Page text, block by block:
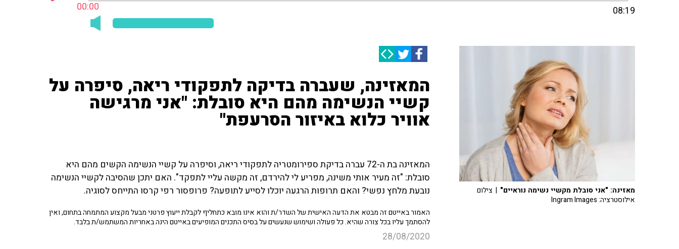
00:00 08:19
המאזינה, שעברה בדיקה לתפקודי ריאה, סיפרה על
קשיי הנשימה מהם היא סובלת: "אני מרגישה
אוויר כלוא באיזור הסרעפת"
המאזינה בת ה-72 עברה בדיקת ספירומטריה לתפקודי ריאה, וסיפרה על קשיי הנשימה הקשים מהם היא
סובלת: "זה מעיר אותי משינה, מפריע לי להירדם, זה מקשה עליי לתפקד". האם יתכן שהסיבה לקשיי הנשימה
נובעת מלחץ נפשי? והאם תרופות הרגעה יוכלו לסייע לתופעה? פרופסור רפי קרסו התייחס לסוגיה.
האמור באייטם זה מבטא את הדעה האישית של השדר/ת והוא אינו מובא כתחליף לקבלת ייעוץ פרטני מבעל מקצוע המתמחה בתחום, ואין
להסתמך עליו בכל צורה שהיא. כל פעולה ושימוש שנעשים על בסיס התכנים המופיעים באייטם הינה באחריות המשתמש/ת בלבד.
28/08/2020
מאזינה: "אני סובלת מקשיי נשימה נוראיים" | צילום
אילוסטרציה: Ingram Images